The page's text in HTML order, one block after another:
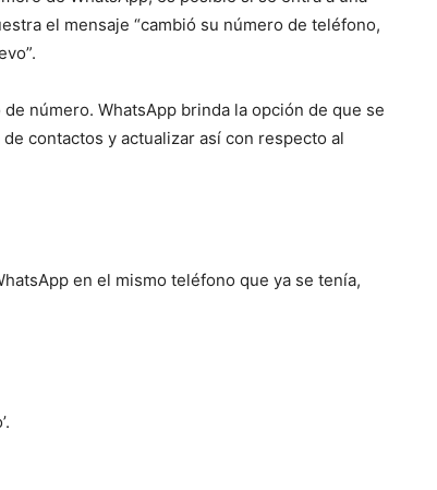
el mensaje “cambió su número de teléfono,
número. WhatsApp brinda la opción de que se
contactos y actualizar así con respecto al
en el mismo teléfono que ya se tenía,